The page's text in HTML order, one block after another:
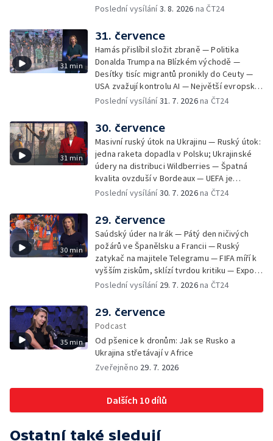
Su Ťij — Evropu sužují požáry — Na Borneu
Poslední vysílání3. 8. 2026 na ČT24
31 min
31. července
Hamás přislíbil složit zbraně — Politika
Donalda Trumpa na Blízkém východě —
Desítky tisíc migrantů pronikly do Ceuty —
USA zvažují kontrolu AI — Největší evropské
toky vysychají
Poslední vysílání31. 7. 2026na ČT24
31 min
30. července
Masivní ruský útok na Ukrajinu — Ruský útok:
jedna raketa dopadla v Polsku; Ukrajinské
údery na distribuci Wildberries — Špatná
kvalita ovzduší v Bordeaux — UEFA je
připravená bojkotovat MS ve fotbale —
— Republikáni tvrdí, že Fauci pohrdá
Kongresem — Největší socha Panny Marie v
Evropě
Poslední vysílání30. 7. 2026na ČT24
30 min
29. července
Saúdský úder na Irák — Pátý den ničivých
požárů ve Španělsku a Francii — Ruský
zatykač na majitele Telegramu — FIFA míří k
vyšším ziskům, sklízí tvrdou kritiku — Export
ukrajinského obilí ohrožovaný Ruskem —
trochu jiná lanovka
Poslední vysílání 29. 7. 2026na ČT24
35 min
29. července
Podcast
Od pšenice k dronům: Jak se Rusko a
Ukrajina střetávají v Africe
Zveřejněno 29. 7. 2026
Dalších 10 dílů
Ostatní také sledují